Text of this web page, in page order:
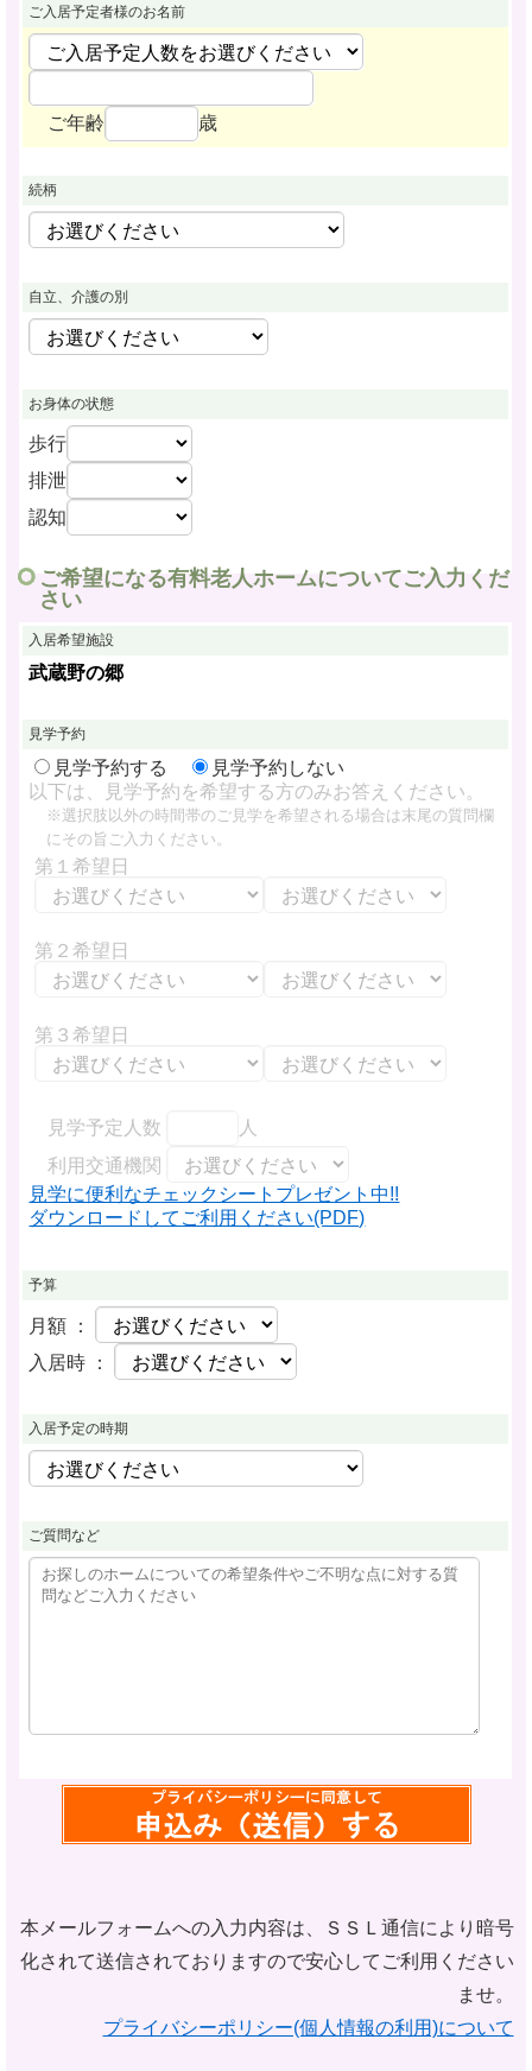
ご入居予定者様のお名前
ご年齢 歳
続柄
自立、介護の別
お身体の状態
歩行
排泄
認知
ご希望になる有料老人ホームについてご入力くだ
さい
入居希望施設
武蔵野の郷
見学予約
見学予約する
見学予約しない
以下は、見学予約を希望する方のみお答えください。
※選択肢以外の時間帯のご見学を希望される場合は末尾の質問欄
にその旨ご入力ください。
第１希望日
第２希望日
第３希望日
見学予定人数
人
利用交通機関
見学に便利なチェックシートプレゼント中!!
ダウンロードしてご利用ください(PDF)
予算
月額 ：
入居時 ：
入居予定の時期
ご質問など
本メールフォームへの入力内容は、ＳＳＬ通信により暗号
化されて送信されておりますので安心してご利用ください
ませ。
プライバシーポリシー(個人情報の利用)について